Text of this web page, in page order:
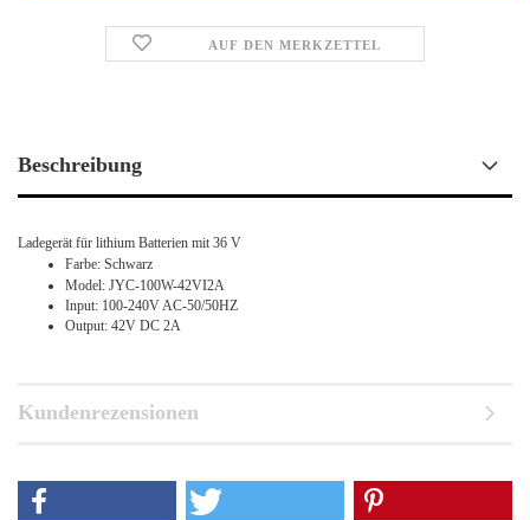
AUF DEN MERKZETTEL
Beschreibung
Ladegerät für lithium Batterien mit 36 V
Farbe: Schwarz
Model: JYC-100W-42VI2A
Input: 100-240V AC-50/50HZ
Output: 42V DC 2A
Kundenrezensionen